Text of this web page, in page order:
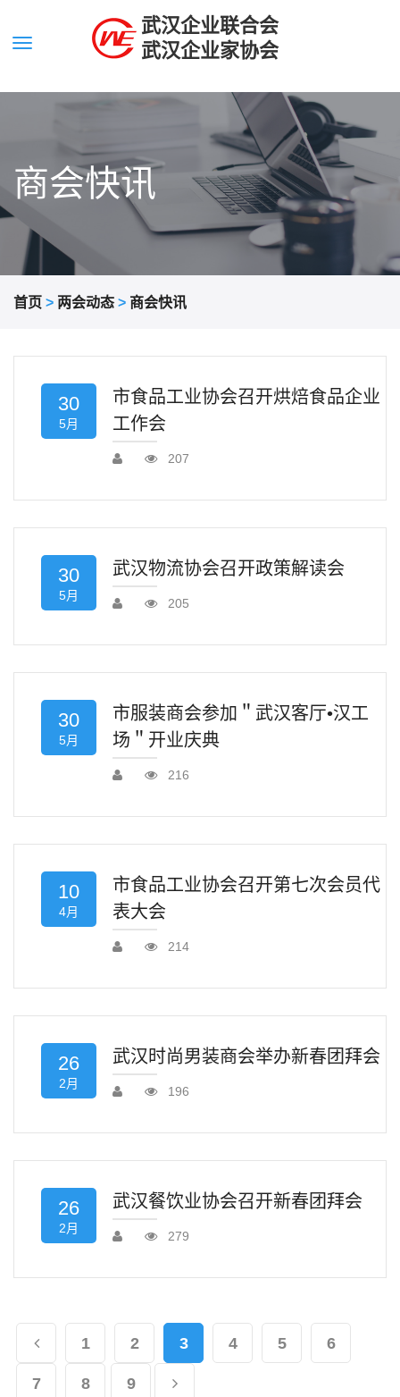
武汉企业联合会
武汉企业家协会
商会快讯
首页 > 两会动态 > 商会快讯
30
5月
市食品工业协会召开烘焙食品企业
工作会
207
30
5月
武汉物流协会召开政策解读会
205
30
5月
市服装商会参加＂武汉客厅•汉工
场＂开业庆典
216
10
4月
市食品工业协会召开第七次会员代
表大会
214
26
2月
武汉时尚男装商会举办新春团拜会
196
26
2月
武汉餐饮业协会召开新春团拜会
279
1 2 3 4 5 6
7 8 9